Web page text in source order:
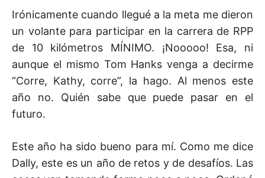
Irónicamente cuando llegué a la meta me dieron
un volante para participar en la carrera de RPP
de 10 kilómetros MÍNIMO. ¡Nooooo! Esa, ni
aunque el mismo Tom Hanks venga a decirme
“Corre, Kathy, corre”, la hago. Al menos este
año no. Quién sabe que puede pasar en el
futuro.
Este año ha sido bueno para mí. Como me dice
Dally, este es un año de retos y de desafíos. Las